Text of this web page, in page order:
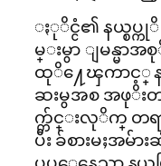
ႏုိင္ငံ၏ နယ္စပ္ကုိ
မ္းမွာ ျမန္မာအ
ထုိ႔ေၾကာင့္ နယ္
ဆးမွအစ အဖုိ
က္က်င္းလုိက္ တရား
ပီး ခ်စားမႈအ